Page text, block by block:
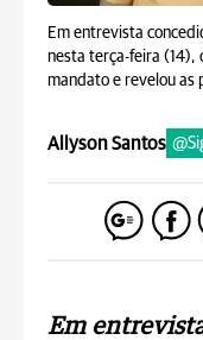
Em entrevista
nesta terça-feira (14),
mandato e revelou as
Allyson Santos
Em